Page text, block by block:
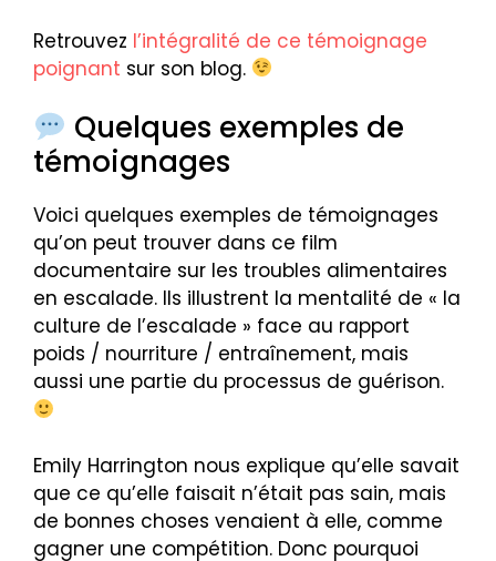
Retrouvez l’intégralité de ce témoignage
poignant sur son blog.
Quelques exemples de
témoignages
Voici quelques exemples de témoignages
qu’on peut trouver dans ce film
documentaire sur les troubles alimentaires
en escalade. Ils illustrent la mentalité de « la
culture de l’escalade » face au rapport
poids / nourriture / entraînement, mais
aussi une partie du processus de guérison.
Emily Harrington nous explique qu’elle savait
que ce qu’elle faisait n’était pas sain, mais
de bonnes choses venaient à elle, comme
gagner une compétition. Donc pourquoi